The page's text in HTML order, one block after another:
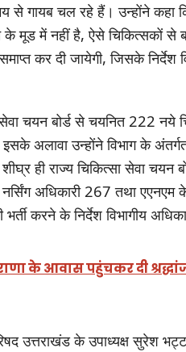
से गायब चल रहे हैं। उन्होंने कहा
मूड में नहीं है, ऐसे चिकित्सकों से
कर दी जायेगी, जिसके निर्देश
चयन बोर्ड से चयनित 222 नये
अलावा उन्होंने विभाग के
ही राज्य चिकित्सा सेवा चयन
अधिकारी 267 तथा
करने के निर्देश विभागीय
के आवास पहुंचकर दी
उत्तराखंड के उपाध्यक्ष सुरेश